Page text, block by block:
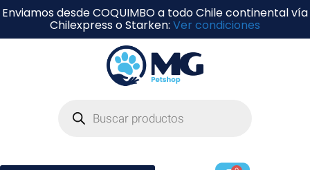
Enviamos desde COQUIMBO a todo Chile continental vía
Chilexpress o Starken: Ver condiciones